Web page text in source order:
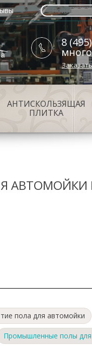
8
АНТИСКОЛЬЗЯЩАЯ
ПЛИТКА
АВТОМОЙКИ
пола для автомойки
Промышленные полы